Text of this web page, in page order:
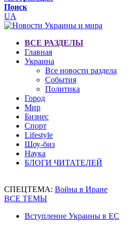
Поиск
UA
ВСЕ РАЗДЕЛЫ
Главная
Украина
Все новости раздела
События
Политика
Город
Мир
Бизнес
Спорт
Lifestyle
Шоу-биз
Наука
БЛОГИ ЧИТАТЕЛЕЙ
СПЕЦТЕМА: Война в Иране
ВСЕ ТЕМЫ
Вступление Украины в ЕС